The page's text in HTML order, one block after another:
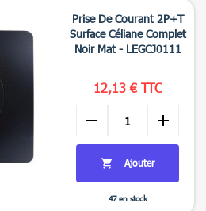
Prise De Courant 2P+T
Surface Céliane Complet
Noir Mat - LEGCJ0111
12,13 € TTC
remove add
 Ajouter
47 en stock